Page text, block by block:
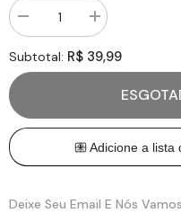
Diminuir
quantidade
para
Quebra-
Cabeça
Turma
da
Toyster
Aumentar
quantidade
para
Quebra-
Cabeça
Educativo
Turma
da
Mônica
Toyster
Subtotal: R$ 39,99
Deixe Seu Email E Nós